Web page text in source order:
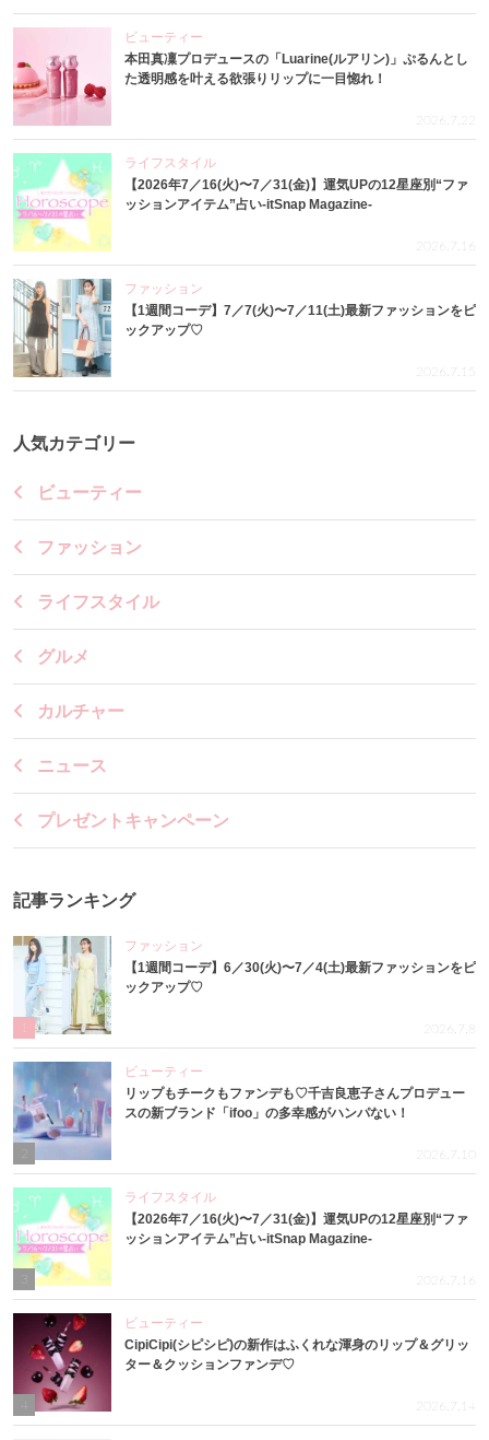
ビューティー
本田真凜プロデュースの「Luarine(ルアリン)」ぷるんとし
た透明感を叶える欲張りリップに一目惚れ！
2026.7.22
ライフスタイル
【2026年7／16(火)〜7／31(金)】運気UPの12星座別“ファ
ッションアイテム”占い-itSnap Magazine-
2026.7.16
ファッション
【1週間コーデ】7／7(火)〜7／11(土)最新ファッションをピ
ックアップ♡
2026.7.15
人気カテゴリー
ビューティー
ファッション
ライフスタイル
グルメ
カルチャー
ニュース
プレゼントキャンペーン
記事ランキング
ファッション
【1週間コーデ】6／30(火)〜7／4(土)最新ファッションをピ
ックアップ♡
2026.7.8
ビューティー
リップもチークもファンデも♡千吉良恵子さんプロデュー
スの新ブランド「ifoo」の多幸感がハンパない！
2026.7.10
3
ライフスタイル
【2026年7／16(火)〜7／31(金)】運気UPの12星座別“ファ
ッションアイテム”占い-itSnap Magazine-
2026.7.16
ビューティー
CipiCipi(シピシピ)の新作はふくれな渾身のリップ＆グリッ
ター＆クッションファンデ♡
2026.7.14